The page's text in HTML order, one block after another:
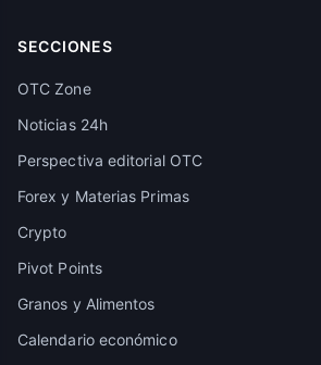
SECCIONES
OTC Zone
Noticias 24h
Perspectiva editorial OTC
Forex y Materias Primas
Crypto
Pivot Points
Granos y Alimentos
Calendario económico